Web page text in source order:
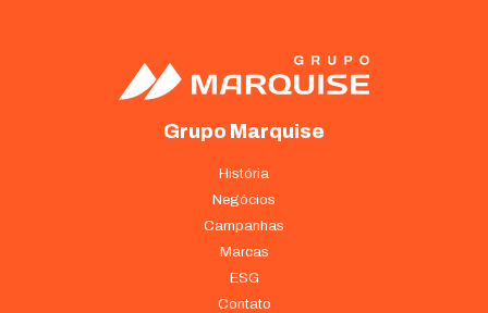
Grupo Marquise
História
Negócios
Campanhas
Marcas
ESG
Contato